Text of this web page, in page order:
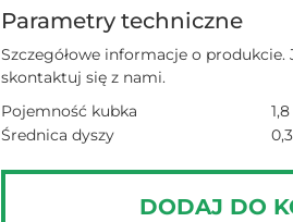
Parametry techniczne
Szczegółowe informacje o
skontaktuj się z nami.
Pojemność kubka
Średnica dyszy
DODAJ DO